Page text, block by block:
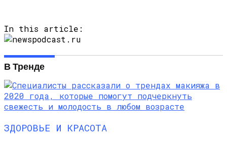
In this article:
В Тренде
ЗДОРОВЬЕ И КРАСОТА